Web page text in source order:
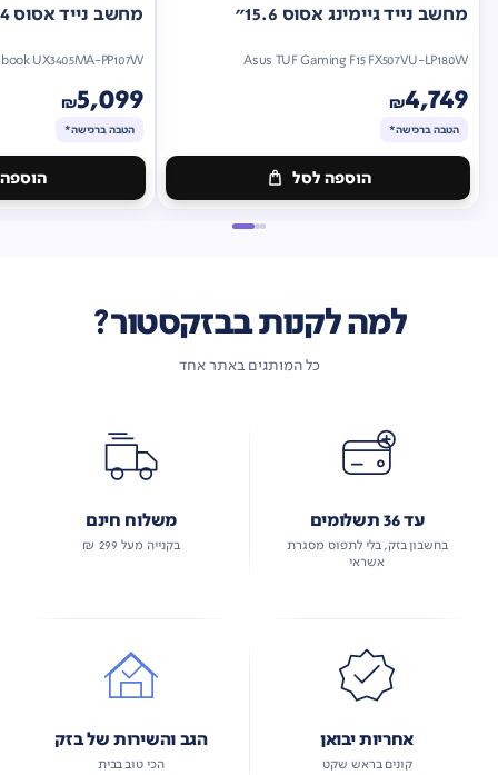
מחשב נייד גיימינג אסוס 15.6"
Asus TUF Gaming F15 FX507VU-LP180W
₪4,749
הטבה ברכישה*
הוספה לסל
מחשב נייד אסוס 14"
UX3405MA-PP107W
₪5,099
הטבה ברכישה*
למה לקנות בבזקסטור?
כל המותגים באתר אחד
עד 36 תשלומים
בחשבון בזק, בלי לתפוס מסגרת
אשראי
משלוח חינם
בקנייה מעל 299 ₪
אחריות יבואן
קונים בראש שקט
הגב והשירות של בזק
הכי טוב בבית